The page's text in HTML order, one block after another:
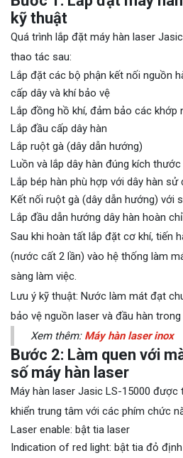
kỹ thuật
Quá trình lắp đặt máy hàn laser
thao tác sau:
Lắp đặt các bộ phận kết nối nguồn
cấp dây và khí bảo vệ
Lắp đồng hồ khí, đảm bảo các khớp
Lắp đầu cấp dây hàn
Lắp ruột gà (dây dẫn hướng)
Luồn và lắp dây hàn đúng kích thước
Lắp bép hàn phù hợp với dây hàn sử
Kết nối ruột gà (dây dẫn hướng) với
Lắp đầu dẫn hướng dây hàn hoàn
Sau khi hoàn tất lắp đặt cơ khí, tiến
(nước cất 2 lần) vào hệ thống làm
sàng làm việc.
Lưu ý kỹ thuật: Nước làm mát đạt
bảo vệ nguồn laser và đầu hàn
Xem thêm: Máy hàn laser inox
Bước 2: Làm quen với
số máy hàn laser
Máy hàn laser Jasic LS-15000 được
khiển trung tâm với các phím chức
Laser enable: bật tia laser
Indication of red light: bật tia đỏ